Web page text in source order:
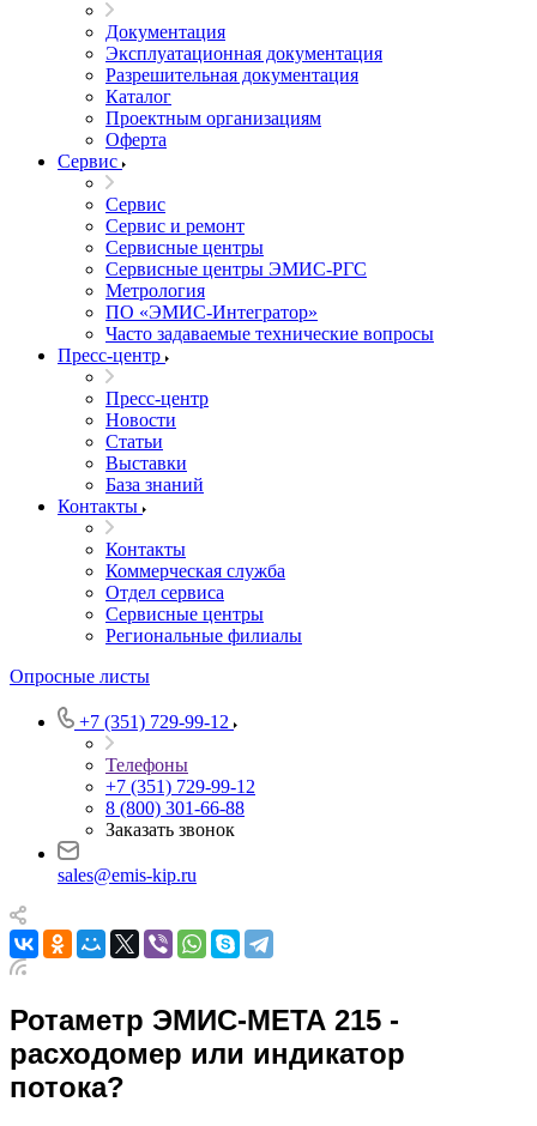
Документация
Эксплуатационная документация
Разрешительная документация
Каталог
Проектным организациям
Оферта
Сервис
Сервис
Сервис и ремонт
Сервисные центры
Сервисные центры ЭМИС-РГС
Метрология
ПО «ЭМИС-Интегратор»
Часто задаваемые технические вопросы
Пресс-центр
Пресс-центр
Новости
Статьи
Выставки
База знаний
Контакты
Контакты
Коммерческая служба
Отдел сервиса
Сервисные центры
Региональные филиалы
Опросные листы
+7 (351) 729-99-12
Телефоны
+7 (351) 729-99-12
8 (800) 301-66-88
Заказать звонок
sales@emis-kip.ru
Ротаметр ЭМИС-МЕТА 215 -
расходомер или индикатор
потока?